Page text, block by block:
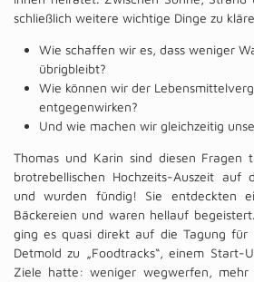
schließlich weitere wichtige Dinge zu
Wie schaffen wir es, dass weniger
übrigbleibt?
Wie können wir der
entgegenwirken?
Und wie machen wir gleichzeitig
Thomas und Karin sind diesen Fragen
brotrebellischen Hochzeits-Auszeit
und wurden fündig! Sie entdeckten
Bäckereien und waren hellauf
ging es quasi direkt auf die Tagung für
Detmold zu „Foodtracks“, einem Start-
Ziele hatte: weniger wegwerfen, mehr